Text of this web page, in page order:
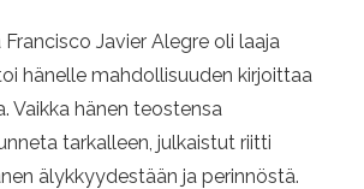
Javier Alegre oli laaja
hänelle mahdollisuuden kirjoittaa
Vaikka hänen teostensa
tarkalleen, julkaistut riitti
älykkyydestään ja perinnöstä.